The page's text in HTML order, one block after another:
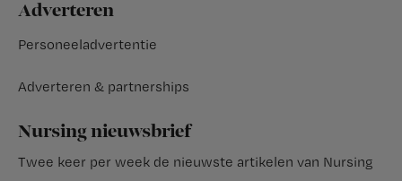
Adverteren
Personeeladvertentie
Adverteren & partnerships
Nursing nieuwsbrief
Twee keer per week de nieuwste artikelen van Nursing